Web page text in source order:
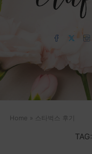
Home » 스타벅스 후기
TAG: